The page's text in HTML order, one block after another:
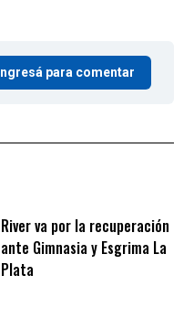
Ingresá para comentar
River va por la recuperación
ante Gimnasia y Esgrima La
Plata